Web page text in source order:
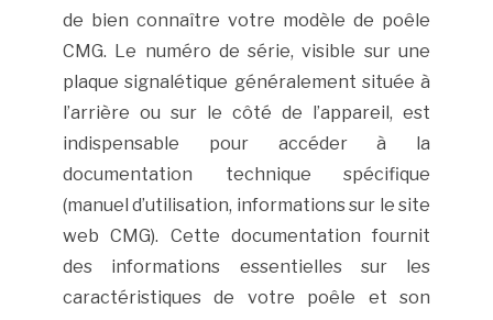
de bien connaître votre modèle de poêle
CMG. Le numéro de série, visible sur une
plaque signalétique généralement située à
l’arrière ou sur le côté de l’appareil, est
indispensable pour accéder à la
documentation technique spécifique
(manuel d’utilisation, informations sur le site
web CMG). Cette documentation fournit
des informations essentielles sur les
caractéristiques de votre poêle et son